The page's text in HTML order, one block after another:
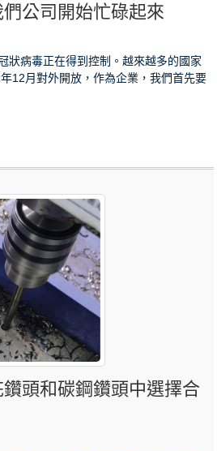
公司開始忙碌起來
狀病毒正在得到控制。越來越多的國家
12月對外開放，作為企業，我們首先要
頭和碳鋼鑽頭中選擇合